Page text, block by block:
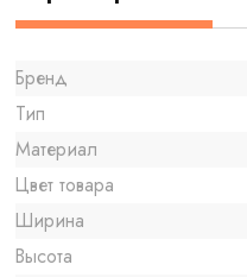
Бренд
Тип
Материал
Цвет товара
Ширина
Высота